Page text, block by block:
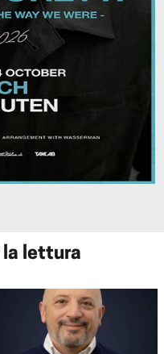
la lettura